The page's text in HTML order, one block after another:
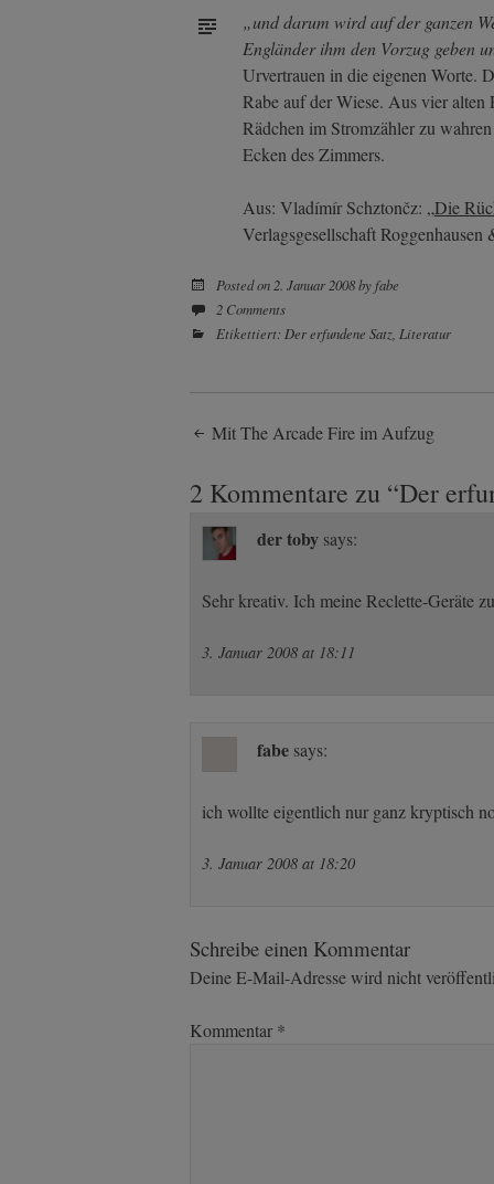
„und darum wird auf der ganzen
Engländer ihm den Vorzug geben
Urvertrauen in die eigenen Worte.
Rabe auf der Wiese. Aus vier alten
Rädchen im Stromzähler zu
Ecken des Zimmers.
Aus: Vladímír Schztončz: „Die
Verlagsgesellschaft
Posted on 2. Januar 2008by fabe
2 Comments
Etikettiert: Der erfundene Satz Literatur
Post
navigation
Mit The Arcade Fire im Aufzug
2 Kommentare zu “Der
der toby says:
Sehr kreativ. Ich meine Reclette-Geräte
3. Januar 2008 at 18:11
fabe says:
ich wollte eigentlich nur ganz kryptisch
3. Januar 2008 at 18:20
Schreibe einen Kommentar
Deine E-Mail-Adresse wird nicht
Kommentar *